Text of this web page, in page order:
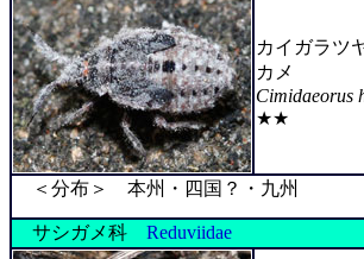
カイガラツ
カメ
Cimidaeorus
★★
＜分布＞ 本州・四国？・九州
サシガメ科 Reduviidae